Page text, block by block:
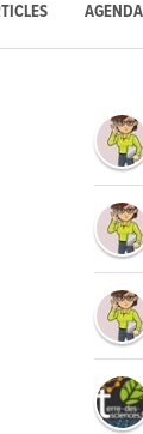
AGENDA